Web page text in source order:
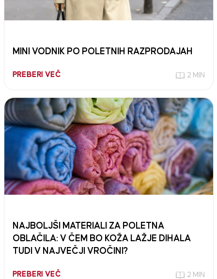
MINI VODNIK PO POLETNIH RAZPRODAJAH
PREBERI VEČ 2 MIN
NAJBOLJŠI MATERIALI ZA POLETNA
OBLAČILA: V ČEM BO KOŽA LAŽJE DIHALA
TUDI V NAJVEČJI VROČINI?
PREBERI VEČ 2 MIN